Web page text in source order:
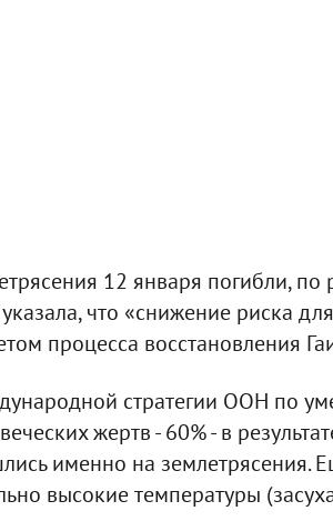
12 января погибли,
что «снижение риска
процесса восстановления
стратегии ООН по
жертв - 60% - в
именно на землетрясения.
высокие температуры